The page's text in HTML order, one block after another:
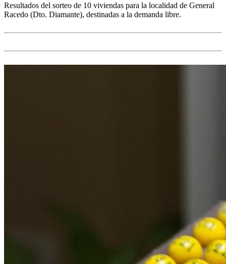
Resultados del sorteo de 10 viviendas para la localidad de General
Racedo (Dto. Diamante), destinadas a la demanda libre.